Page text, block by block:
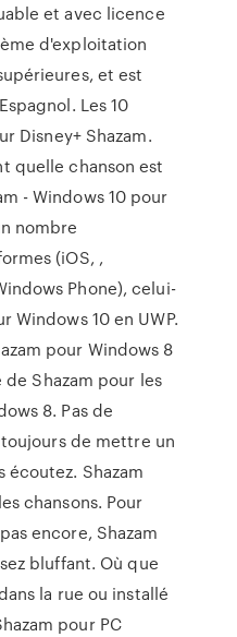
et avec licence
d'exploitation
et est
Les 10
Disney+ Shazam.
quelle chanson est
- Windows 10 pour
nombre
(iOS, ,
Phone), celui-
Windows 10 en UWP.
pour Windows 8
Shazam pour les
8. Pas de
de mettre un
Shazam
chansons. Pour
encore, Shazam
bluffant. Où que
la rue ou installé
pour PC